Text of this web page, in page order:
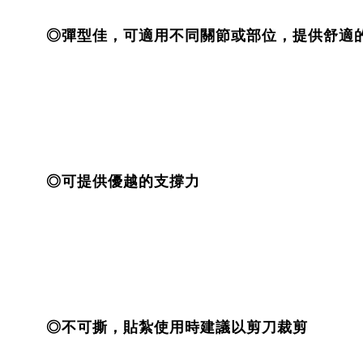
◎彈型佳，可適用不同關節或部位，提供舒適
◎可提供優越的支撐力
◎不可撕，貼紮使用時建議以剪刀裁剪